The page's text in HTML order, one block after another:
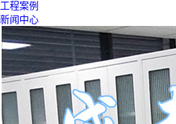
工程案例
新闻中心